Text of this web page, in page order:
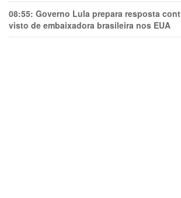
08:55: Governo Lula prepara resposta
visto de embaixadora brasileira nos EUA